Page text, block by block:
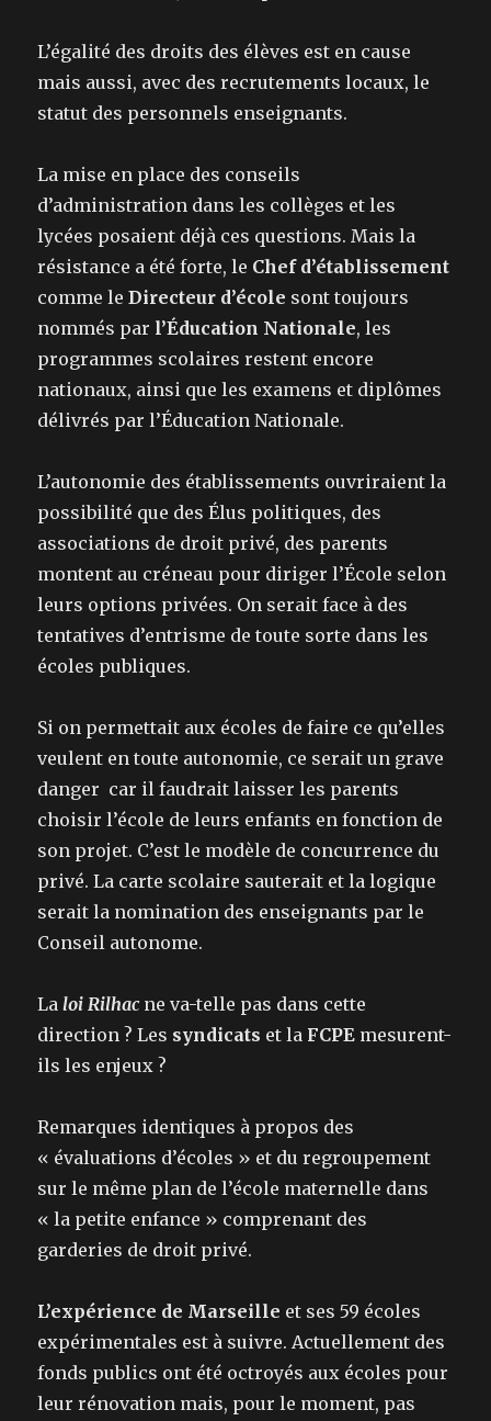
L’égalité des droits des élèves est en cause
mais aussi, avec des recrutements locaux, le
statut des personnels enseignants.
La mise en place des conseils
d’administration dans les collèges et les
lycées posaient déjà ces questions. Mais la
résistance a été forte, le Chef d’établissement
comme leDirecteur d’école sont toujours
nommés par l’Éducation Nationale, les
programmes scolaires restent encore
nationaux, ainsi que les examens et diplômes
délivrés par l’Éducation Nationale.
L’autonomie des établissements ouvriraient la
possibilité que des Élus politiques, des
associations de droit privé, des parents
montent au créneau pour diriger l’École selon
leurs options privées. On serait face à des
tentatives d’entrisme de toute sorte dans les
écoles publiques.
Si on permettait aux écoles de faire ce qu’elles
veulent en toute autonomie, ce serait un grave
danger car il faudrait laisser les parents
choisir l’école de leurs enfants en fonction de
son projet. C’est le modèle de concurrence du
privé. La carte scolaire sauterait et la logique
serait la nomination des enseignants par le
Conseil autonome.
Laloi Rilhacne va-telle pas dans cette
direction ? Les syndicats et la FCPE mesurent-
ils les enjeux ?
Remarques identiques à propos des
« évaluations d’écoles » et du regroupement
sur le même plan de l’école maternelle dans
« la petite enfance » comprenant des
garderies de droit privé.
L’expérience de Marseille et ses 59 écoles
expérimentales est à suivre. Actuellement des
fonds publics ont été octroyés aux écoles pour
leur rénovation mais, pour le moment, pas